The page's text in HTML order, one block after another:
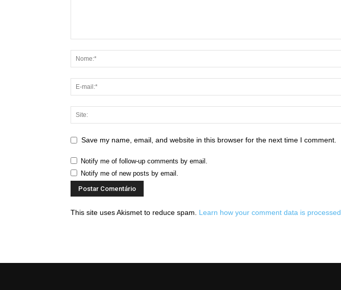
Save my name, email, and website in this browser for the next time I comment.
Notify me of follow-up comments by email.
Notify me of new posts by email.
This site uses Akismet to reduce spam. Learn how your comment data is processed.